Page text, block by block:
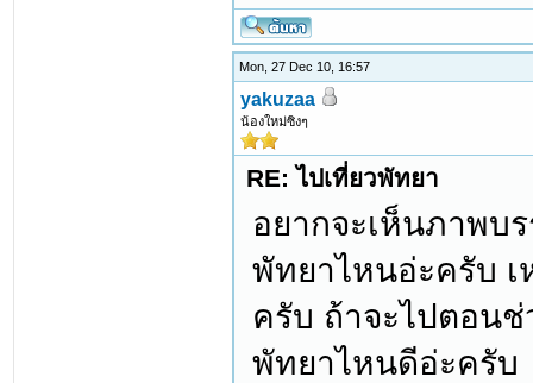
Mon, 27 Dec 10, 16:57
yakuzaa
น้องใหม่ซิงๆ
RE: ไปเที่ยวพัทยา
อยากจะเห็นภาพบ
พัทยาไหนอ่ะครับ
ครับ ถ้าจะไปตอนช่
พัทยาไหนดีอ่ะครับ